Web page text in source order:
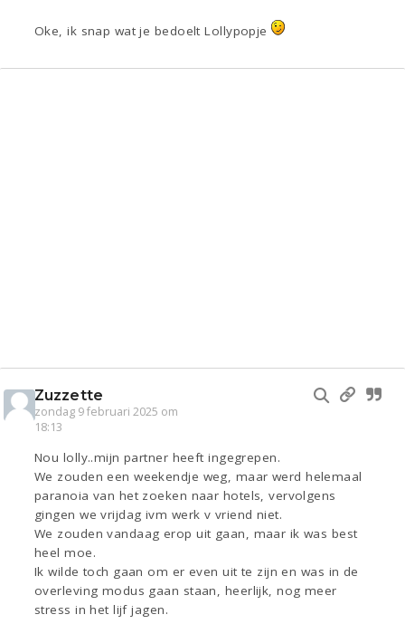
Oke, ik snap wat je bedoelt Lollypopje
Zuzzette
zondag 9 februari 2025 om
18:13
Nou lolly..mijn partner heeft ingegrepen.
We zouden een weekendje weg, maar werd helemaal
paranoia van het zoeken naar hotels, vervolgens
gingen we vrijdag ivm werk v vriend niet.
We zouden vandaag erop uit gaan, maar ik was best
heel moe.
Ik wilde toch gaan om er even uit te zijn en was in de
overleving modus gaan staan, heerlijk, nog meer
stress in het lijf jagen.